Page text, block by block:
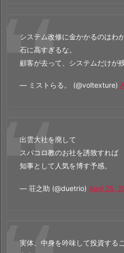
システム改修に金かかるのはわ
石に高すぎるな。
顧客が去って、システムだけが
— ミストらる。 (@voltexture)
出雲大社を廃して
スパコロ教のお社を誘致すれば
知事として人気を博す予感。
— 荘之助 (@duetrio) April 25,
実体、中身を吟味して投資するこ